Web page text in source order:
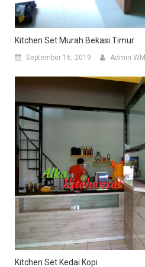
Kitchen Set Murah Bekasi Timur
September 16, 2019 Admin WM
Kitchen Set Kedai Kopi